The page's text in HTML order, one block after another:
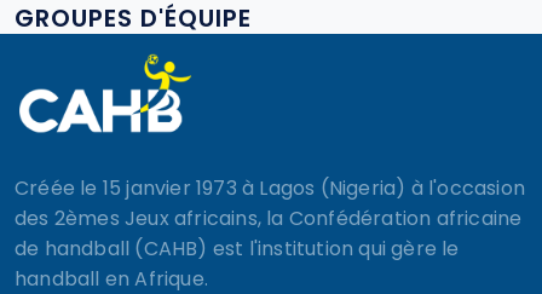
GROUPES D'ÉQUIPE
Créée le 15 janvier 1973 à Lagos (Nigeria) à l'occasion
des 2èmes Jeux africains, la Confédération africaine
de handball (CAHB) est l'institution qui gère le
handball en Afrique.